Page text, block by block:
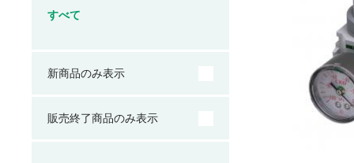
すべて
新商品のみ表示
販売終了商品のみ表示